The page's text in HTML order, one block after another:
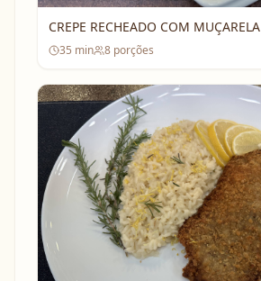
CREPE RECHEADO COM MUÇARELA
35 min 8 porções